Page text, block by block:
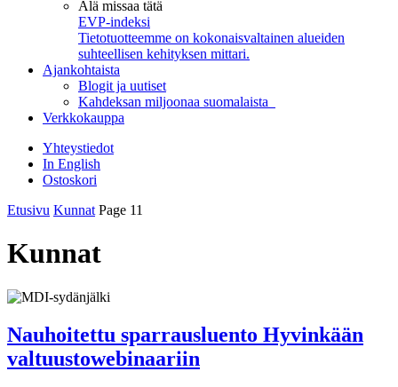
Älä missaa tätä
EVP-indeksi
Tietotuotteemme on kokonaisvaltainen alueiden
suhteellisen kehityksen mittari.
Ajankohtaista
Blogit ja uutiset
Kahdeksan miljoonaa suomalaista
Verkkokauppa
Yhteystiedot
In English
Ostoskori
Etusivu Kunnat Page 11
Kunnat
Nauhoitettu sparrausluento Hyvinkään
valtuustowebinaariin